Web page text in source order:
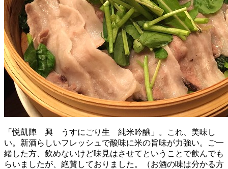
「悦凱陣 興 うすにごり生 純米吟醸」。これ、美味し
い。新酒らしいフレッシュで酸味に米の旨味が力強い。ご一
緒した方、飲めないけど味見はさせてということで飲んでも
らいましたが、絶賛しておりました。（お酒の味は分かる方